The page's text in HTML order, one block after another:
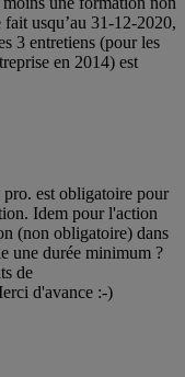
usqu’au 31-12-2020,
3 entretiens (pour les
en 2014) est
est obligatoire pour
Idem pour l'action
(non obligatoire) dans
une durée minimum ?
de
d'avance :-)